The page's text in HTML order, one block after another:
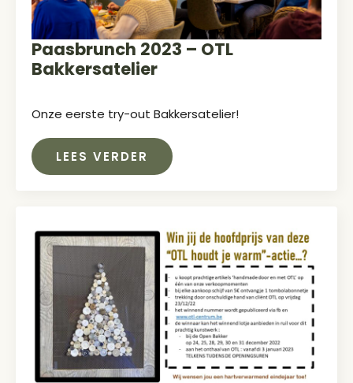
Paasbrunch 2023 – OTL
Bakkersatelier
Onze eerste try-out Bakkersatelier!
LEES VERDER